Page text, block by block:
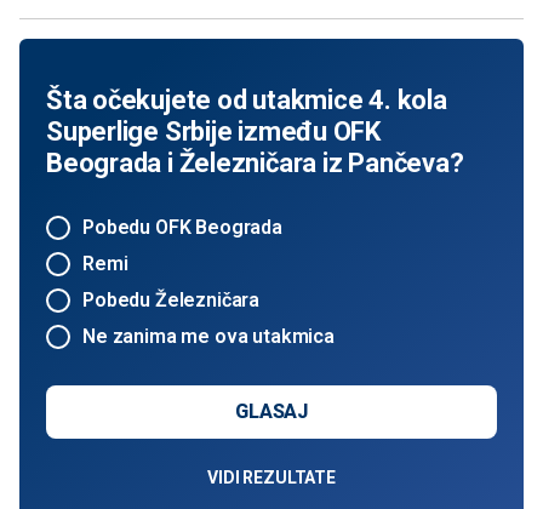
Šta očekujete od utakmice 4. kola
Superlige Srbije između OFK
Beograda i Železničara iz Pančeva?
Pobedu OFK Beograda
Remi
Pobedu Železničara
Ne zanima me ova utakmica
GLASAJ
VIDI REZULTATE